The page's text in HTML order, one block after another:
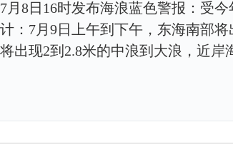
月8日16时发布海浪蓝色警报：受
：7月9日上午到下午，东海南部
出现2到2.8米的中浪到大浪，近岸